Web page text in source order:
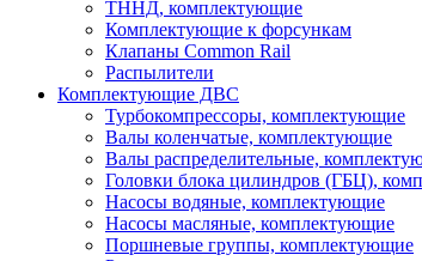
ТННД, комплектующие
Комплектующие к форсункам
Клапаны Common Rail
Распылители
Комплектующие ДВС
Турбокомпрессоры, комплектующие
Валы коленчатые, комплектующие
Валы распределительные,
Головки блока цилиндров (ГБЦ),
Насосы водяные, комплектующие
Насосы масляные, комплектующие
Поршневые группы, комплектующие